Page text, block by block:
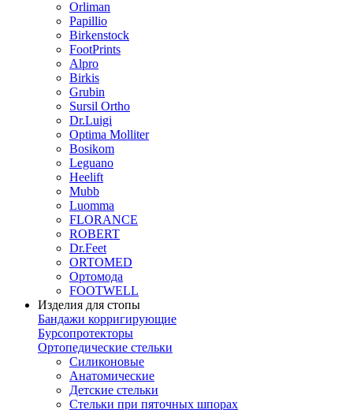
Orliman
Papillio
Birkenstock
FootPrints
Alpro
Birkis
Grubin
Sursil Ortho
Dr.Luigi
Optima Molliter
Bosikom
Leguano
Heelift
Mubb
Luomma
FLORANCE
ROBERT
Dr.Feet
ORTOMED
Ортомода
FOOTWELL
Изделия для стопы
Бандажи корригирующие
Бурсопротекторы
Ортопедические стельки
Силиконовые
Анатомические
Детские стельки
Стельки при пяточных шпорах